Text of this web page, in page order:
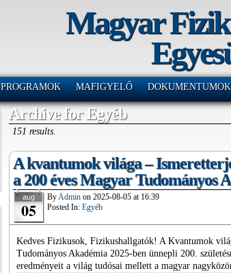
Magyar
PROGRAMOK MAFIGYELŐ DOKUMENTUMOK
Archive for Egyéb
151 results.
A kvantumok világa –
a 200 éves Magyar Tudományos
aug
05
ByAdmin on2025-08-05 at 16:39
Posted In:Egyéb
Kedves Fizikusok, Fizikushallgatók! A Kvantumok
Tudományos Akadémia 2025-ben ünnepli 200.
eredményeit a világ tudósai mellett a magyar